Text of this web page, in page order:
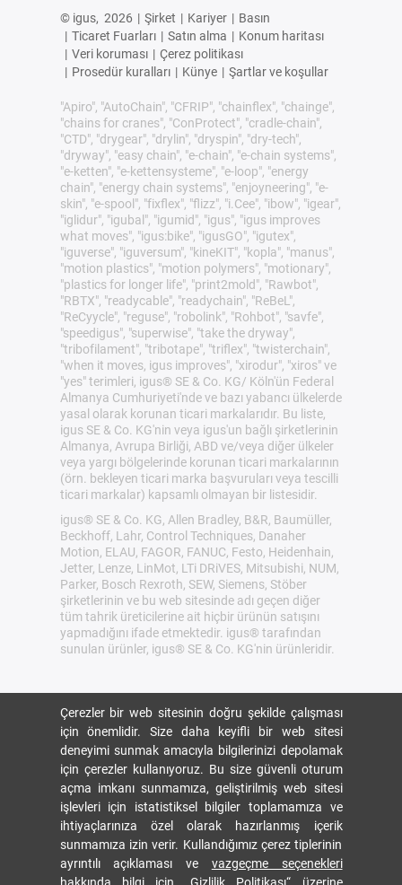
© igus, 2026 | Şirket | Kariyer | Basın
| Ticaret Fuarları | Satın alma | Konum haritası
| Veri koruması | Çerez politikası
| Prosedür kuralları | Künye | Şartlar ve koşullar
"Apiro", "AutoChain", "CFRIP", "chainflex", "chainge",
"chains for cranes", "ConProtect", "cradle-chain",
"CTD", "drygear", "drylin", "dryspin", "dry-tech",
"dryway", "easy chain", "e-chain", "e-chain systems",
"e-ketten", "e-kettensysteme", "e-loop", "energy
chain", "energy chain systems", "enjoyneering", "e-
skin", "e-spool", "fixflex", "flizz", "i.Cee", "ibow", "igear",
"iglidur", "igubal", "igumid", "igus", "igus improves
what moves", "igus:bike", "igusGO", "igutex",
"iguverse", "iguversum", "kineKIT", "kopla", "manus",
"motion plastics", "motion polymers", "motionary",
"plastics for longer life", "print2mold", "Rawbot",
"RBTX", "readycable", "readychain", "ReBeL",
"ReCyycle", "reguse", "robolink", "Rohbot", "savfe",
"speedigus", "superwise", "take the dryway",
"tribofilament", "tribotape", "triflex", "twisterchain",
"when it moves, igus improves", "xirodur", "xiros" ve
"yes" terimleri, igus® SE & Co. KG/ Köln'ün Federal
Almanya Cumhuriyeti'nde ve bazı yabancı ülkelerde
yasal olarak korunan ticari markalarıdır. Bu liste,
igus SE & Co. KG'nin veya igus'un bağlı şirketlerinin
Almanya, Avrupa Birliği, ABD ve/veya diğer ülkeler
veya yargı bölgelerinde korunan ticari markalarının
(örn. bekleyen ticari marka başvuruları veya tescilli
ticari markalar) kapsamlı olmayan bir listesidir.
igus® SE & Co. KG, Allen Bradley, B&R, Baumüller,
Beckhoff, Lahr, Control Techniques, Danaher
Motion, ELAU, FAGOR, FANUC, Festo, Heidenhain,
Jetter, Lenze, LinMot, LTi DRiVES, Mitsubishi, NUM,
Parker, Bosch Rexroth, SEW, Siemens, Stöber
şirketlerinin ve bu web sitesinde adı geçen diğer
tüm tahrik üreticilerine ait hiçbir ürünün satışını
yapmadığını ifade etmektedir. igus® tarafından
sunulan ürünler, igus® SE & Co. KG'nin ürünleridir.
Çerezler bir web sitesinin doğru şekilde çalışması
için önemlidir. Size daha keyifli bir web sitesi
deneyimi sunmak amacıyla bilgilerinizi depolamak
için çerezler kullanıyoruz. Bu size güvenli oturum
açma imkanı sunmamıza, geliştirilmiş web sitesi
işlevleri için istatistiksel bilgiler toplamamıza ve
ihtiyaçlarınıza özel olarak hazırlanmış içerik
sunmamıza izin verir. Kullandığımız çerez tiplerinin
ayrıntılı açıklaması ve vazgeçme seçenekleri
hakkında bilgi için
„Gizlilik Politikası“ üzerine